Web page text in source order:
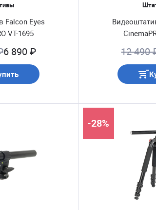
Falcon Eyes
VT-1695
6 890 ₽ 12 490
-28%